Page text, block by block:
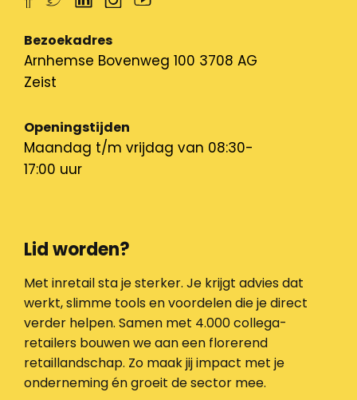
Bezoekadres
Arnhemse Bovenweg 100 3708 AG
Zeist
Openingstijden
Maandag t/m vrijdag van 08:30-
17:00 uur
Lid worden?
Met inretail sta je sterker. Je krijgt advies dat
werkt, slimme tools en voordelen die je direct
verder helpen. Samen met 4.000 collega-
retailers bouwen we aan een florerend
retaillandschap. Zo maak jij impact met je
onderneming én groeit de sector mee.